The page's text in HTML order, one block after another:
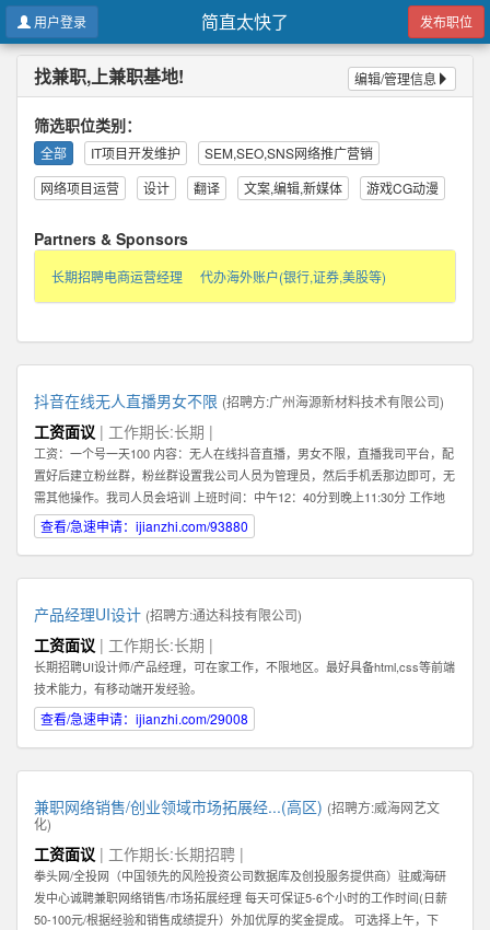
简直太快了
用户登录 发布职位
找兼职,上兼职基地! 编辑/管理信息
筛选职位类别：
全部 IT项目开发维护
SEM,SEO,SNS网络推广营销
网络项目运营
设计 翻译 文案,编辑,新媒体 游戏CG动漫
Partners & Sponsors
长期招聘电商运营经理 代办海外账户(银行,证券,美股等)
抖音在线无人直播男女不限 (招聘方:广州海源新材料技术有限公司)
工资面议 | 工作期长:长期 |
工资：一个号一天100 内容：无人在线抖音直播，男女不限，直播我司平台，配
置好后建立粉丝群，粉丝群设置我公司人员为管理员，然后手机丢那边即可，无
需其他操作。我司人员会培训 上班时间：中午12：40分到晚上11:30分 工作地
点：任意，有网络有电即可 工作要求：配合，如抖音提示需要扫脸配合扫脸 其
他福利：播满10天额外奖励200元 应聘地：全国皆可
查看/急速申请：ijianzhi.com/93880
产品经理UI设计 (招聘方:通达科技有限公司)
工资面议 | 工作期长:长期 |
长期招聘UI设计师/产品经理，可在家工作，不限地区。最好具备html,css等前端
技术能力，有移动端开发经验。
查看/急速申请：ijianzhi.com/29008
兼职网络销售/创业领域市场拓展经...(高区) (招聘方:威海网艺文
化)
工资面议 | 工作期长:长期招聘 |
拳头网/全投网（中国领先的风险投资公司数据库及创投服务提供商）驻威海研
发中心诚聘兼职网络销售/市场拓展经理 每天可保证5-6个小时的工作时间(日薪
50-100元/根据经验和销售成绩提升）外加优厚的奖金提成。 可选择上午，下